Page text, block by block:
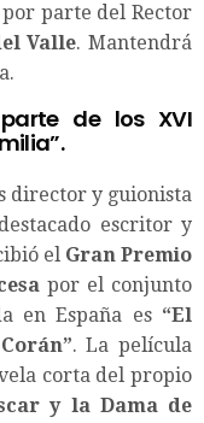
parte del Rector
Valle. Mantendrá
de los XVI
director y guionista
escritor y
el Gran Premio
por el conjunto
en España es “El
. La película
corta del propio
y la Dama de